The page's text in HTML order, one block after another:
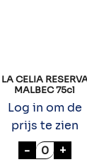
0.0% 75cl
LA CELIA
MALBEC 75cl
Log in om de
prijs te zien
- LA +